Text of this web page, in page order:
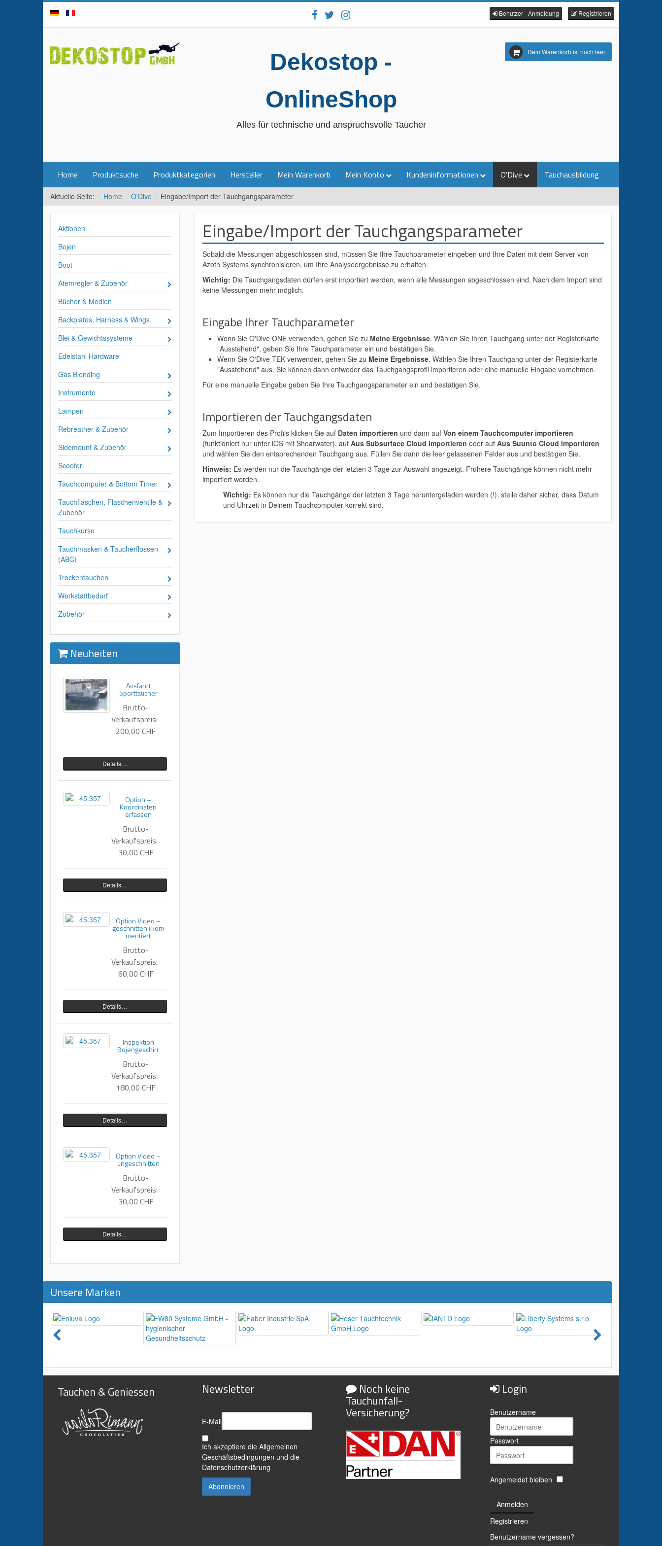
Benutzer - Anmeldung Registrieren
Dekostop -
OnlineShop
Alles für technische und anspruchsvolle Taucher
Dein Warenkorb ist noch leer.
Home Produktsuche Produktkategorien Hersteller Mein Warenkorb Mein Konto Kundeninformationen O'Dive Tauchausbildung
Aktuelle Seite: Home O'Dive Eingabe/Import der Tauchgangsparameter
Eingabe/Import der Tauchgangsparameter
Sobald die Messungen abgeschlossen sind, müssen Sie Ihre Tauchparameter eingeben und Ihre Daten mit dem Server von
Azoth Systems synchronisieren, um Ihre Analyseergebnisse zu erhalten.
Wichtig: Die Tauchgangsdaten dürfen erst importiert werden, wenn alle Messungen abgeschlossen sind. Nach dem Import sind
keine Messungen mehr möglich.
Eingabe Ihrer Tauchparameter
Wenn Sie O'Dive ONE verwenden, gehen Sie zu Meine Ergebnisse. Wählen Sie Ihren Tauchgang unter der Registerkarte
"Ausstehend", geben Sie Ihre Tauchparameter ein und bestätigen Sie.
Wenn Sie O'Dive TEK verwenden, gehen Sie zu Meine Ergebnisse. Wählen Sie Ihren Tauchgang unter der Registerkarte
"Ausstehend" aus. Sie können dann entweder das Tauchgangsprofil importieren oder eine manuelle Eingabe vornehmen.
Für eine manuelle Eingabe geben Sie Ihre Tauchgangsparameter ein und bestätigen Sie.
Importieren der Tauchgangsdaten
Zum Importieren des Profils klicken Sie auf Daten importieren und dann auf Von einem Tauchcomputer importieren
(funktioniert nur unter iOS mit Shearwater), auf Aus Subsurface Cloud importieren oder auf Aus Suunto Cloud importieren
und wählen Sie den entsprechenden Tauchgang aus. Füllen Sie dann die leer gelassenen Felder aus und bestätigen Sie.
Hinweis: Es werden nur die Tauchgänge der letzten 3 Tage zur Auswahl angezeigt. Frühere Tauchgänge können nicht mehr
importiert werden.
Wichtig: Es können nur die Tauchgänge der letzten 3 Tage heruntergeladen werden (!), stelle daher sicher, dass Datum
und Uhrzeit in Deinem Tauchcomputer korrekt sind.
Aktionen
Bojen
Boot
Atemregler & Zubehör
Bücher & Medien
Backplates, Harness & Wings
Blei & Gewichtssysteme
Edelstahl Hardware
Gas Blending
Instrumente
Lampen
Rebreather & Zubehör
Sidemount & Zubehör
Scooter
Tauchcomputer & Bottom Timer
Tauchflaschen, Flaschenventile &
Zubehör
Tauchkurse
Tauchmasken & Taucherflossen -
(ABC)
Trockentauchen
Werkstattbedarf
Zubehör
Neuheiten
Ausfahrt
Sporttaucher
Brutto-
Verkaufspreis:
200,00 CHF
Details…
Option –
Koordinaten
erfassen
Brutto-
Verkaufspreis:
30,00 CHF
Details…
Option Video –
geschnitten+kom
mentiert
Brutto-
Verkaufspreis:
60,00 CHF
Details…
Inspektion
Bojengeschirr
Brutto-
Verkaufspreis:
180,00 CHF
Details…
Option Video –
ungeschnitten
Brutto-
Verkaufspreis:
30,00 CHF
Details…
Unsere Marken
Tauchen & Geniessen Newsletter
E-Mail
Ich akzeptiere die Allgemeinen
Geschäftsbedingungen und die
Datenschutzerklärung
Noch keine
Tauchunfall-
Versicherung?
Login
Benutzername
Passwort
Angemeldet bleiben
Anmelden
Registrieren
Benutzername vergessen?